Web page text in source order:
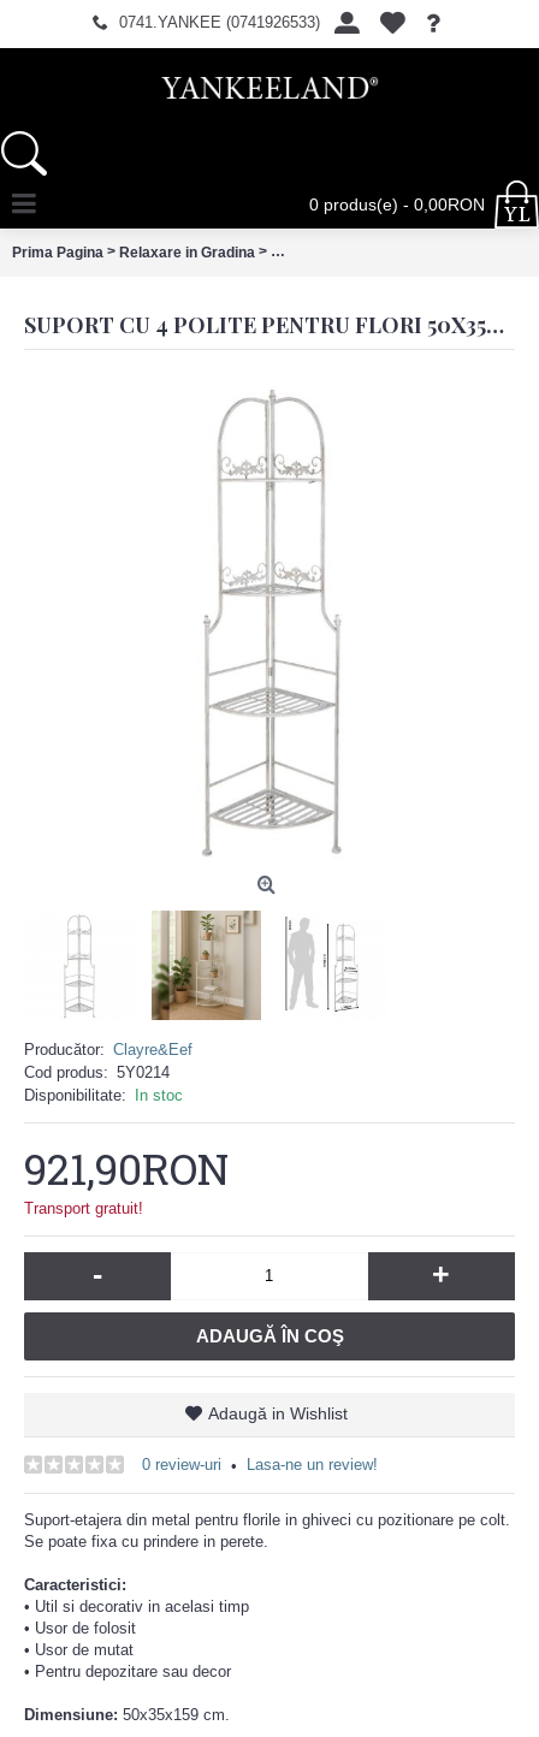
0741.YANKEE (0741926533)
0 produs(e) - 0,00RON
Prima Pagina > Relaxare in Gradina > Suport cu 4 polite pentru flori
SUPORT CU 4 POLITE PENTRU FLORI 50X35X159 CM, CLAYRE & EEF
Producător: Clayre&Eef
Cod produs: 5Y0214
Disponibilitate:
In stoc
921,90RON
Transport gratuit!
- +
ADAUGĂ ÎN COŞ
Adaugă in Wishlist
0 review-uri • Lasa-ne un review!
Suport-etajera din metal pentru florile in ghiveci cu pozitionare pe colt.
Se poate fixa cu prindere in perete.
Caracteristici:
• Util si decorativ in acelasi timp
• Usor de folosit
• Usor de mutat
• Pentru depozitare sau decor
Dimensiune: 50x35x159 cm.